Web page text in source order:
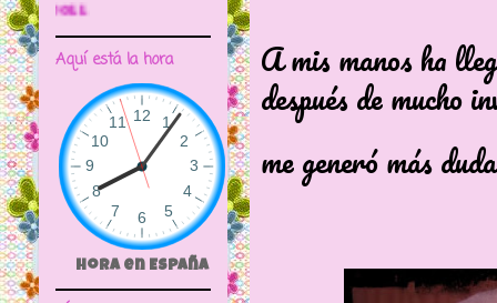
A mis manos ha
después de mucho
me generó más
🌼CRIPTA ANIMATOR CAVE DOLL
Aquí está la hora
Hora en España